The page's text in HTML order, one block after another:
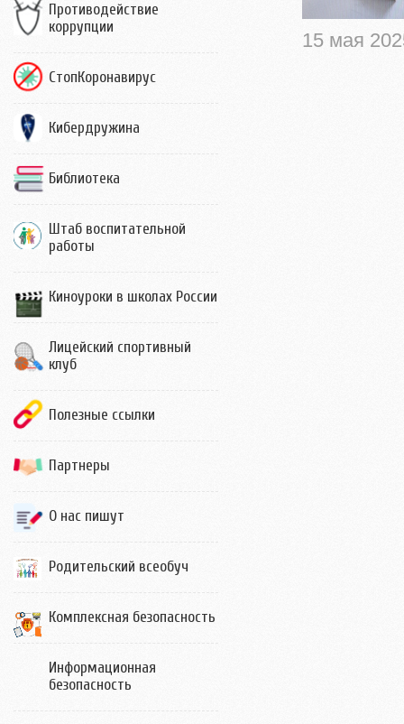
Противодействие
коррупции
СтопКоронавирус
Кибердружина
Библиотека
Штаб воспитательной
работы
Киноуроки в школах России
Лицейский спортивный
клуб
Полезные ссылки
Партнеры
О нас пишут
Родительский всеобуч
Комплексная безопасность
Информационная
безопасность
15 мая